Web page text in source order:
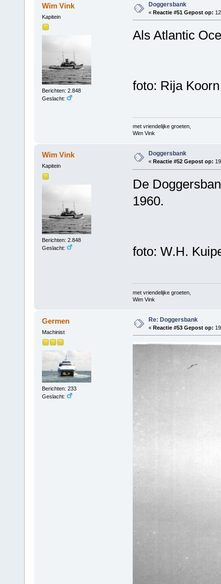
Wim Vink
Kapitein
Berichten: 2.848
Geslacht:
Doggersbank
« Reactie #51 Gepost op:
Als Atlantic
foto: Rija Koorn
met vriendelijke groeten,
Wim Vink
Wim Vink
Kapitein
Berichten: 2.848
Geslacht:
Doggersbank
« Reactie #52 Gepost op:
De
1960.
foto: W.H.
met vriendelijke groeten,
Wim Vink
Germen
Machinist
Berichten: 233
Geslacht:
Re: Doggersbank
« Reactie #53 Gepost op: